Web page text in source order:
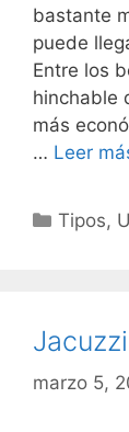
bastante
puede
Entre los
hinchable
más
… Leer
Tipos,
marzo 5,